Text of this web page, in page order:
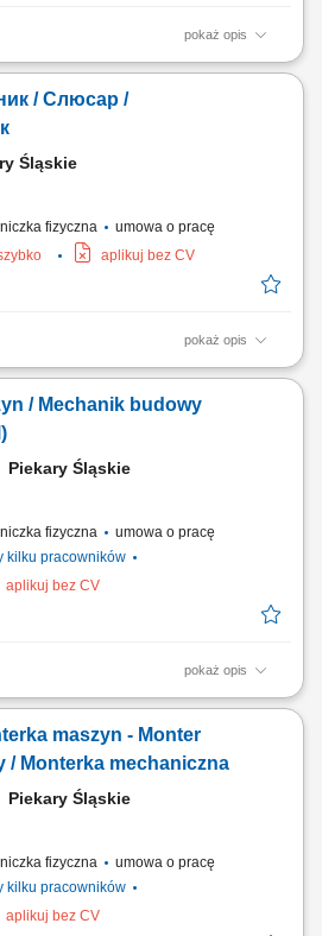
pokaż opis
będziesz być odpowiedzialnym za
w złożonych układach hydraulicznych i
i naprawiać elektryczne układy napędowe
/ Слюсар /
Śląskie
fizyczna
umowa o pracę
aplikuj bez CV
pokaż opis
напівавтоматом MAG 135 всі
монтаж металоконструкцій;
пістолетом; ЕЛЕКТРИК -
/ Mechanik budowy
Piekary Śląskie
fizyczna
umowa o pracę
kilku pracowników
aplikuj bez CV
pokaż opis
naszej lokalizacji produkcyjnej i
Montaż elementów zgodnie
prac mechanicznych i
maszyn - Monter
/ Monterka mechaniczna
Piekary Śląskie
fizyczna
umowa o pracę
kilku pracowników
aplikuj bez CV